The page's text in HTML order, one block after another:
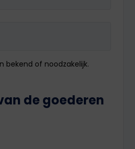
bekend of noodzakelijk.
de goederen